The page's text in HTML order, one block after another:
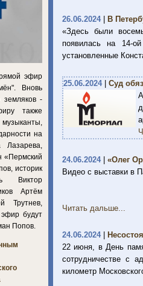
26.06.2024|
В
«Здесь были
появилась на 14-
установленные
25.06.2024| Суд
24.06.2024| «Олег
Видео с выставки в
Читать дальше...
24.06.2024|
22 июня, в День
сотрудничестве с
километр
эфир
Вновь
земляков -
также
на
Лазарева,
«Пермский
историк
Виктор
Артём
Трутнев,
будут
Попов.